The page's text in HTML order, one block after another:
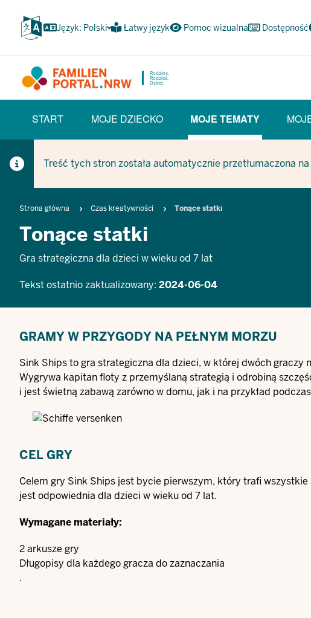
głównej
Język: Polski Łatwy język Pomoc wizualna Dostępność
Rodziny.
Rodzice.
Dzieci.
(BÜRGERBEREICH)
START MOJE DZIECKO
MOJE TEMATY
(CURRENT
Treść tych stron została automatycznie przetłumaczona
Breadcrumb
Strona główna Czas kreatywności Tonące statki
Tonące statki
Gra strategiczna dla dzieci w wieku od 7 lat
Tekst ostatnio zaktualizowany: 2024-06-04
GRAMY W PRZYGODY NA PEŁNYM MORZU
Sink Ships to gra strategiczna dla dzieci, w której dwóch
Wygrywa kapitan floty z przemyślaną strategią i odrobiną
i jest świetną zabawą zarówno w domu, jak i na przykład
CEL GRY
Celem gry Sink Ships jest bycie pierwszym, który trafi
jest odpowiednia dla dzieci w wieku od 7 lat.
Wymagane materiały:
2 arkusze gry
Długopisy dla każdego gracza do zaznaczania
.